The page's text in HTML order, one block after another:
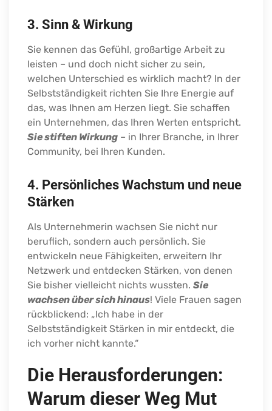
3. Sinn & Wirkung
Sie kennen das Gefühl, großartige Arbeit zu
leisten – und doch nicht sicher zu sein,
welchen Unterschied es wirklich macht? In der
Selbstständigkeit richten Sie Ihre Energie auf
das, was Ihnen am Herzen liegt. Sie schaffen
ein Unternehmen, das Ihren Werten entspricht.
Sie stiften Wirkung – in Ihrer Branche, in Ihrer
Community, bei Ihren Kunden.
4. Persönliches Wachstum und neue
Stärken
Als Unternehmerin wachsen Sie nicht nur
beruflich, sondern auch persönlich. Sie
entwickeln neue Fähigkeiten, erweitern Ihr
Netzwerk und entdecken Stärken, von denen
Sie bisher vielleicht nichts wussten. Sie
wachsen über sich hinaus! Viele Frauen sagen
rückblickend: „Ich habe in der
Selbstständigkeit Stärken in mir entdeckt, die
ich vorher nicht kannte.“
Die Herausforderungen:
Warum dieser Weg Mut